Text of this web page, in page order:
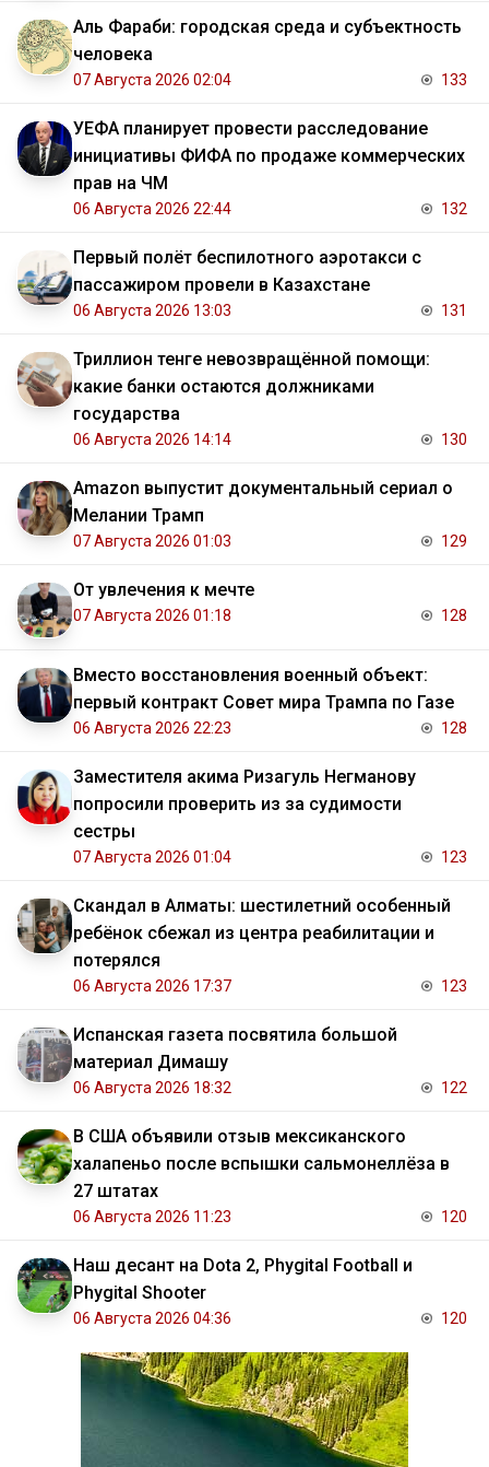
Аль Фараби: городская среда и субъектность
человека
07 Августа 2026 02:04 133
УЕФА планирует провести расследование
инициативы ФИФА по продаже коммерческих
прав на ЧМ
06 Августа 2026 22:44 132
Первый полёт беспилотного аэротакси с
пассажиром провели в Казахстане
06 Августа 2026 13:03 131
Триллион тенге невозвращённой помощи:
какие банки остаются должниками
государства
06 Августа 2026 14:14 130
Amazon выпустит документальный сериал о
Мелании Трамп
07 Августа 2026 01:03 129
От увлечения к мечте
07 Августа 2026 01:18 128
Вместо восстановления военный объект:
первый контракт Совет мира Трампа по Газе
06 Августа 2026 22:23 128
Заместителя акима Ризагуль Негманову
попросили проверить из за судимости
сестры
07 Августа 2026 01:04 123
Скандал в Алматы: шестилетний особенный
ребёнок сбежал из центра реабилитации и
потерялся
06 Августа 2026 17:37 123
Испанская газета посвятила большой
материал Димашу
06 Августа 2026 18:32 122
В США объявили отзыв мексиканского
халапеньо после вспышки сальмонеллёза в
27 штатах
06 Августа 2026 11:23 120
Наш десант на Dota 2, Phygital Football и
Phygital Shooter
06 Августа 2026 04:36 120